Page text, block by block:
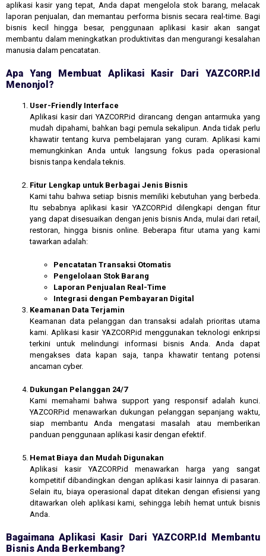
aplikasi kasir yang tepat, Anda dapat mengelola stok barang, melacak
laporan penjualan, dan memantau performa bisnis secara real-time. Bagi
bisnis kecil hingga besar, penggunaan aplikasi kasir akan sangat
membantu dalam meningkatkan produktivitas dan mengurangi kesalahan
manusia dalam pencatatan.
Apa Yang Membuat Aplikasi Kasir Dari YAZCORP.id
Menonjol?
User-Friendly Interface
Aplikasi kasir dari YAZCORP.id dirancang dengan antarmuka yang
mudah dipahami, bahkan bagi pemula sekalipun. Anda tidak perlu
khawatir tentang kurva pembelajaran yang curam. Aplikasi kami
memungkinkan Anda untuk langsung fokus pada operasional
bisnis tanpa kendala teknis.
Fitur Lengkap untuk Berbagai Jenis Bisnis
Kami tahu bahwa setiap bisnis memiliki kebutuhan yang berbeda.
Itu sebabnya aplikasi kasir YAZCORP.id dilengkapi dengan fitur
yang dapat disesuaikan dengan jenis bisnis Anda, mulai dari retail,
restoran, hingga bisnis online. Beberapa fitur utama yang kami
tawarkan adalah:
Pencatatan Transaksi Otomatis
Pengelolaan Stok Barang
Laporan Penjualan Real-Time
Integrasi dengan Pembayaran Digital
Keamanan Data Terjamin
Keamanan data pelanggan dan transaksi adalah prioritas utama
kami. Aplikasi kasir YAZCORP.id menggunakan teknologi enkripsi
terkini untuk melindungi informasi bisnis Anda. Anda dapat
mengakses data kapan saja, tanpa khawatir tentang potensi
ancaman cyber.
Dukungan Pelanggan 24/7
Kami memahami bahwa support yang responsif adalah kunci.
YAZCORP.id menawarkan dukungan pelanggan sepanjang waktu,
siap membantu Anda mengatasi masalah atau memberikan
panduan penggunaan aplikasi kasir dengan efektif.
Hemat Biaya dan Mudah Digunakan
Aplikasi kasir YAZCORP.id menawarkan harga yang sangat
kompetitif dibandingkan dengan aplikasi kasir lainnya di pasaran.
Selain itu, biaya operasional dapat ditekan dengan efisiensi yang
ditawarkan oleh aplikasi kami, sehingga lebih hemat untuk bisnis
Anda.
Bagaimana Aplikasi Kasir Dari YAZCORP.id Membantu
Bisnis Anda Berkembang?